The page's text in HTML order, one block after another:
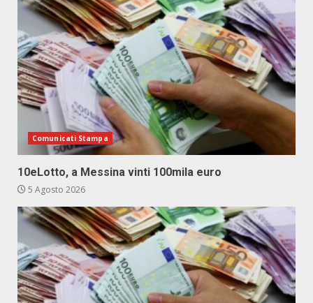
Comunicati Stampa
10eLotto, a Messina vinti 100mila euro
5 Agosto 2026